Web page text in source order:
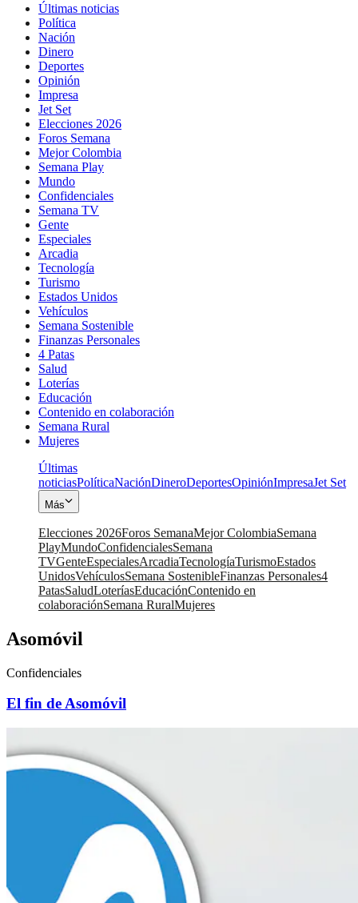
Últimas noticias
Política
Nación
Dinero
Deportes
Opinión
Impresa
Jet Set
Elecciones 2026
Foros Semana
Mejor Colombia
Semana Play
Mundo
Confidenciales
Semana TV
Gente
Especiales
Arcadia
Tecnología
Turismo
Estados Unidos
Vehículos
Semana Sostenible
Finanzas Personales
4 Patas
Salud
Loterías
Educación
Contenido en colaboración
Semana Rural
Mujeres
Últimas
noticiasPolíticaNaciónDineroDeportesOpiniónImpresaJet Set
Más
Elecciones 2026Foros SemanaMejor ColombiaSemana
PlayMundoConfidencialesSemana
TVGenteEspecialesArcadiaTecnologíaTurismoEstados
UnidosVehículosSemana SostenibleFinanzas Personales4
PatasSaludLoteríasEducaciónContenido en
colaboraciónSemana RuralMujeres
Asomóvil
Confidenciales
El fin de Asomóvil